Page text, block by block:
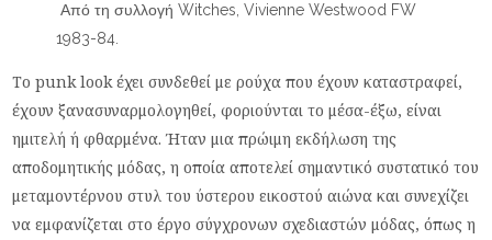
Από τη συλλογή Witches, Vivienne Westwood FW
1983-84.
Το punk look έχει συνδεθεί με ρούχα που έχουν καταστραφεί,
έχουν ξανασυναρμολογηθεί, φoριούνται το μέσα-έξω, είναι
ημιτελή ή φθαρμένα. Ήταν μια πρώιμη εκδήλωση της
αποδομητικής μόδας, η οποία αποτελεί σημαντικό συστατικό του
μεταμοντέρνου στυλ του ύστερου εικοστού αιώνα και συνεχίζει
να εμφανίζεται στο έργο σύγχρονων σχεδιαστών μόδας, όπως η